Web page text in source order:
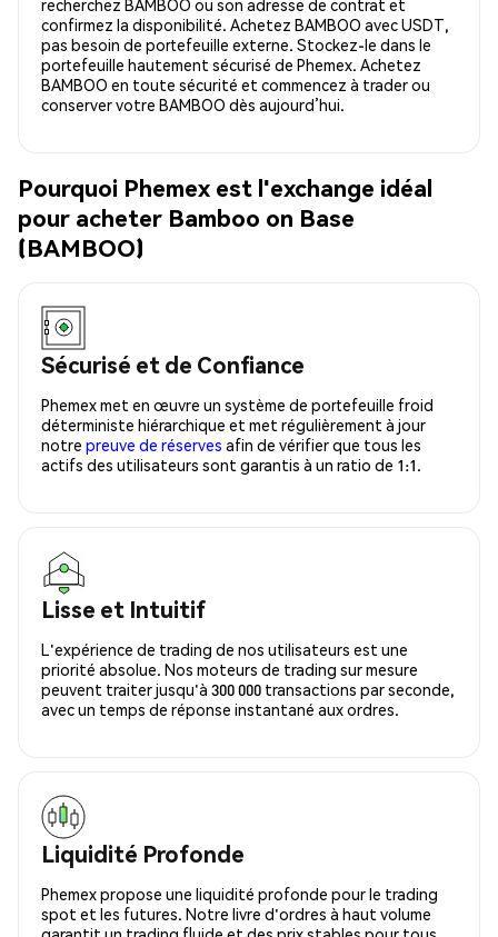
recherchez BAMBOO ou son adresse de contrat et
confirmez la disponibilité. Achetez BAMBOO avec USDT,
pas besoin de portefeuille externe. Stockez-le dans le
portefeuille hautement sécurisé de Phemex. Achetez
BAMBOO en toute sécurité et commencez à trader ou
conserver votre BAMBOO dès aujourd’hui.
Pourquoi Phemex est l'exchange idéal
pour acheter Bamboo on Base
(BAMBOO)
Sécurisé et de Confiance
Phemex met en œuvre un système de portefeuille froid
déterministe hiérarchique et met régulièrement à jour
notre preuve de réserves afin de vérifier que tous les
actifs des utilisateurs sont garantis à un ratio de 1:1.
Lisse et Intuitif
L'expérience de trading de nos utilisateurs est une
priorité absolue. Nos moteurs de trading sur mesure
peuvent traiter jusqu'à 300 000 transactions par seconde,
avec un temps de réponse instantané aux ordres.
Liquidité Profonde
Phemex propose une liquidité profonde pour le trading
spot et les futures. Notre livre d'ordres à haut volume